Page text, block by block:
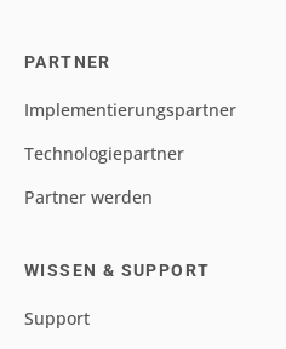
PARTNER
Implementierungspartner
Technologiepartner
Partner werden
WISSEN & SUPPORT
Support